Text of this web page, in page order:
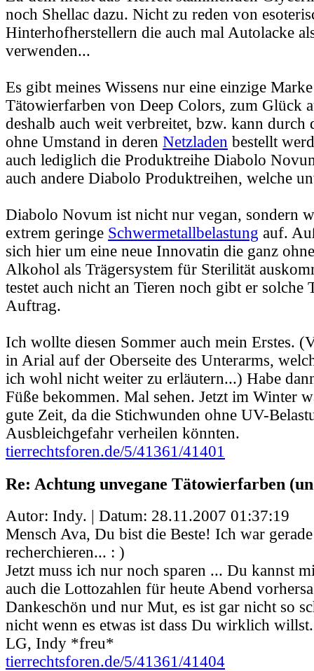
noch Shellac dazu. Nicht zu reden von
Hinterhofherstellern die auch mal Autolacke
verwenden...
Es gibt meines Wissens nur eine einzige
Tätowierfarben von Deep Colors, zum Glück
deshalb auch weit verbreitet, bzw. kann durch
ohne Umstand in deren Netzladen bestellt
auch lediglich die Produktreihe Diabolo
auch andere Diabolo Produktreihen, welche
Diabolo Novum ist nicht nur vegan, sondern
extrem geringe Schwermetallbelastung auf.
sich hier um eine neue Innovatin die ganz
Alkohol als Trägersystem für Sterilität
testet auch nicht an Tieren noch gibt er solche
Auftrag.
Ich wollte diesen Sommer auch mein Erstes.
in Arial auf der Oberseite des Unterarms,
ich wohl nicht weiter zu erläutern...) Habe
Füße bekommen. Mal sehen. Jetzt im Winter
gute Zeit, da die Stichwunden ohne UV-
Ausbleichgefahr verheilen könnten.
tierrechtsforen.de/5/41361/41401
Re: Achtung unvegane Tätowierfarben
Autor: Indy. | Datum: 28.11.2007 01:37:19
Mensch Ava, Du bist die Beste! Ich war
recherchieren... : )
Jetzt muss ich nur noch sparen ... Du kannst
auch die Lottozahlen für heute Abend
Dankeschön und nur Mut, es ist gar nicht so
nicht wenn es etwas ist dass Du wirklich
LG, Indy *freu*
tierrechtsforen.de/5/41361/41404